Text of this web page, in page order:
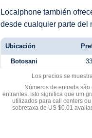
Localphone también
desde cualquier parte del
Ubicación
Botosani
Los precios se
Números de entrada
entrantes. Isto significa que um
utilizados para call centers
sobretaxa de US $0.01